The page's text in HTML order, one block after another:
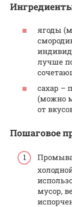
ягоды
лучше
сахар –
(можно
от
Пошаговое
мусор,